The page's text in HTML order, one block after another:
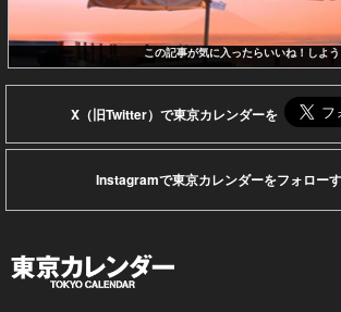
この記事が気に入ったらいいね！しよう
X（旧Twitter）で東京カレンダーを
Instagramで東京カレンダーをフォロー